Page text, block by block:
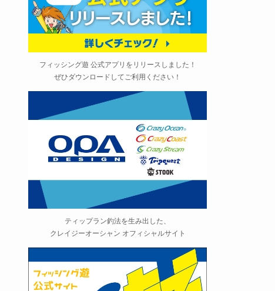
フィッシング遊 公式アプリをリリースしました！
ぜひダウンロードしてご利用ください！
ティップラン釣法を生み出した、
クレイジーオーシャン オフィシャルサイト